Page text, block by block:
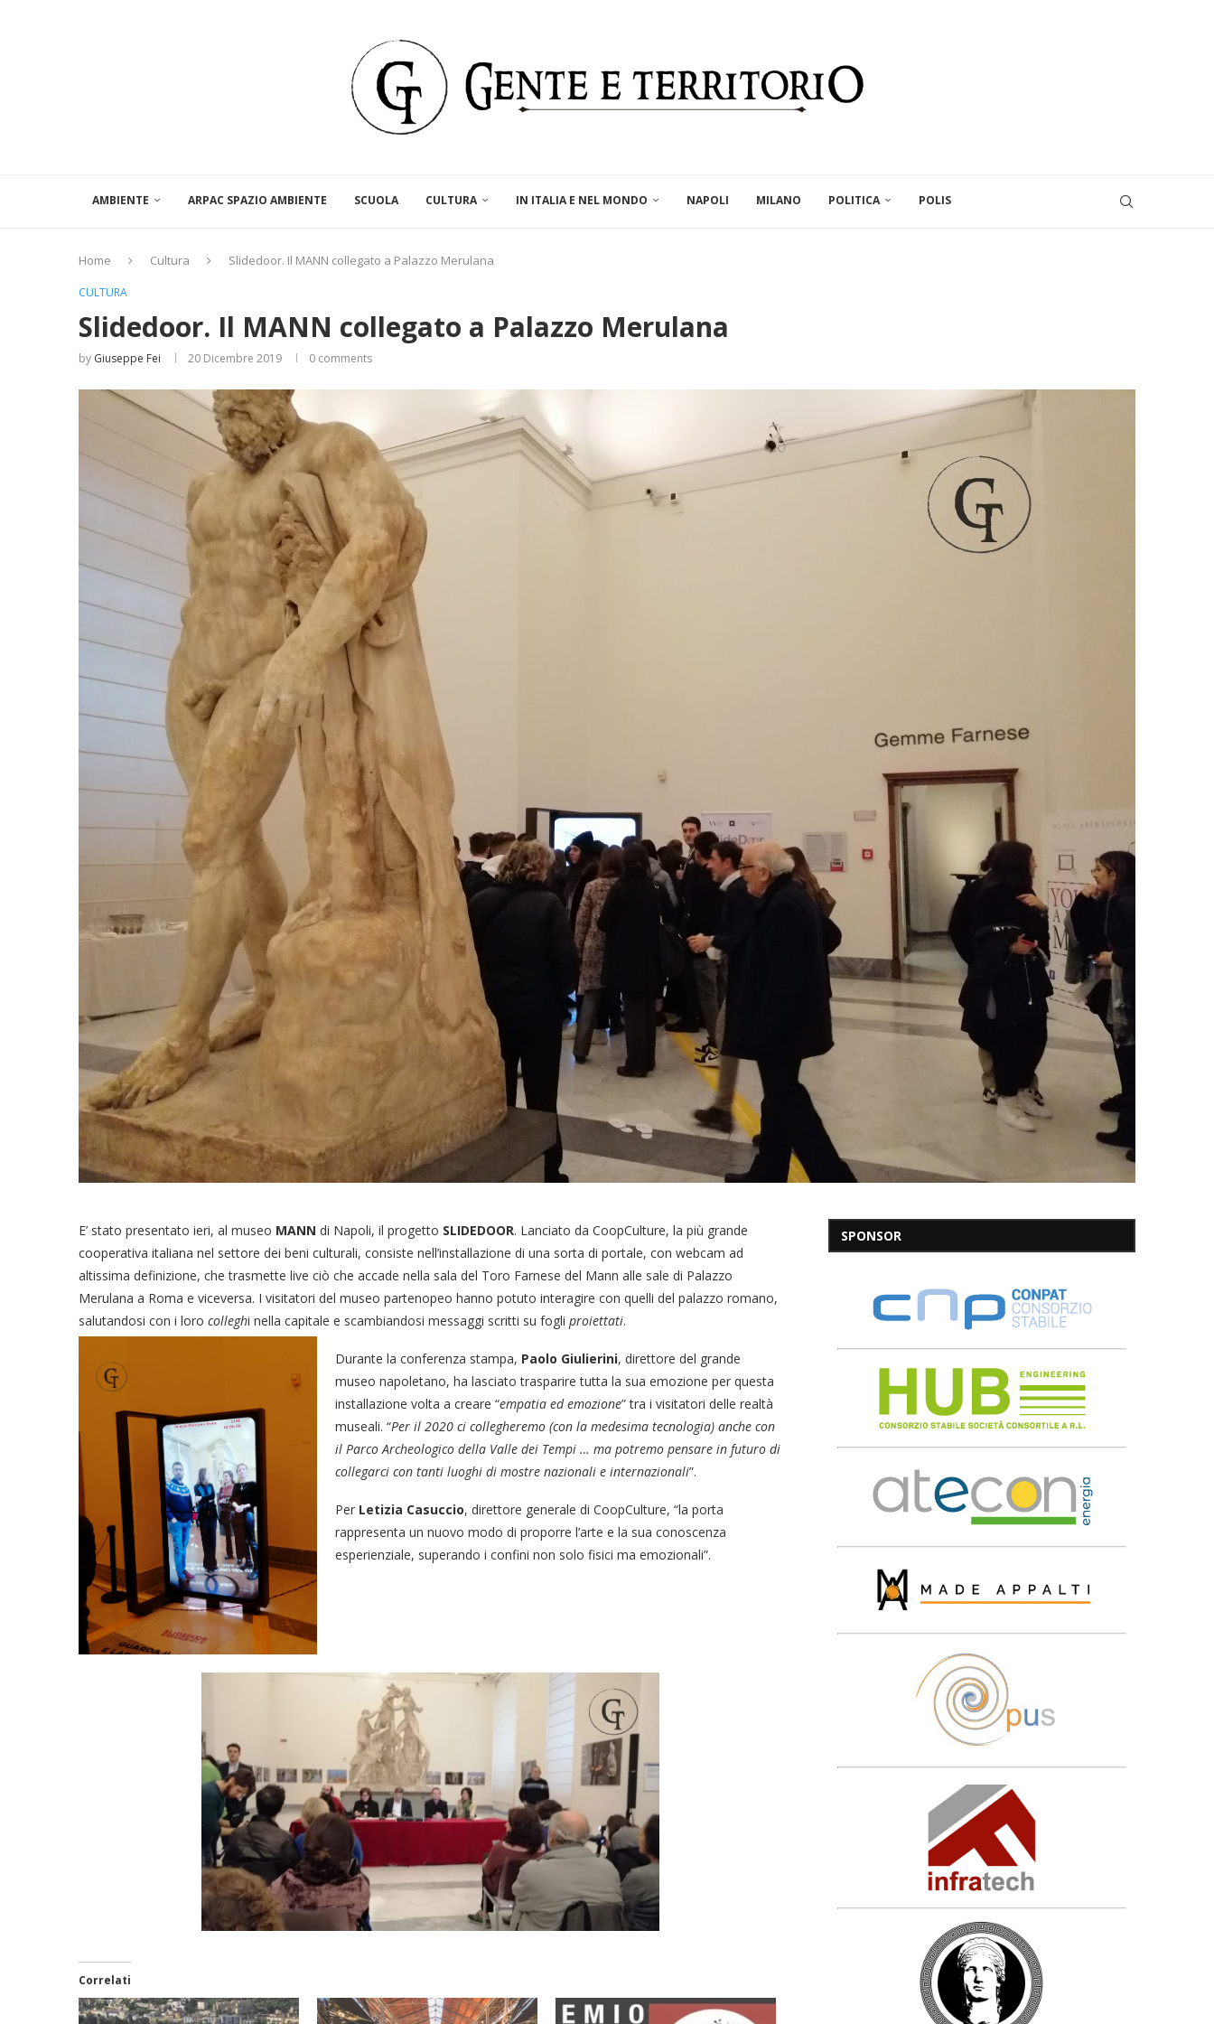
AMBIENTE ARPAC SPAZIO AMBIENTE SCUOLA CULTURA IN ITALIA E NEL MONDO NAPOLI MILANO POLITICA POLIS
Home Cultura Slidedoor. Il MANN collegato a Palazzo Merulana
CULTURA
Slidedoor. Il MANN collegato a Palazzo Merulana
by Giuseppe Fei 20 Dicembre 2019 0 comments
E’ stato presentato ieri, al museo MANN di Napoli, il progetto SLIDEDOOR. Lanciato da CoopCulture, la più grande
cooperativa italiana nel settore dei beni culturali, consiste nell’installazione di una sorta di portale, con webcam ad
altissima definizione, che trasmette live ciò che accade nella sala del Toro Farnese del Mann alle sale di Palazzo
Merulana a Roma e viceversa. I visitatori del museo partenopeo hanno potuto interagire con quelli del palazzo romano,
salutandosi con i loro colleghi nella capitale e scambiandosi messaggi scritti su fogli proiettati.
Durante la conferenza stampa, Paolo Giulierini, direttore del grande
museo napoletano, ha lasciato trasparire tutta la sua emozione per questa
installazione volta a creare “empatia ed emozione” tra i visitatori delle realtà
museali. “Per il 2020 ci collegheremo (con la medesima tecnologia) anche con
il Parco Archeologico della Valle dei Tempi … ma potremo pensare in futuro di
collegarci con tanti luoghi di mostre nazionali e internazionali”.
Per Letizia Casuccio, direttore generale di CoopCulture, “la porta
rappresenta un nuovo modo di proporre l’arte e la sua conoscenza
esperienziale, superando i confini non solo fisici ma emozionali”.
Correlati
SPONSOR